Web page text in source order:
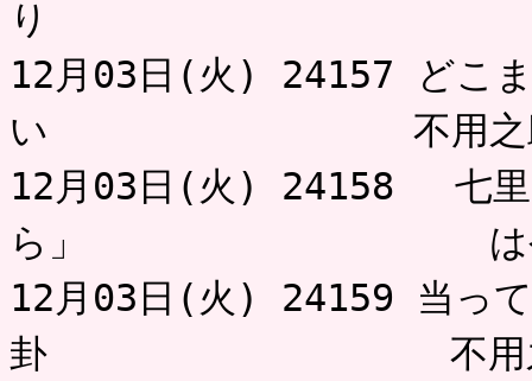
り は
12月03日(火) 24157 どこま
い 不用之
12月03日(火) 24158 七里
ら」 はや
12月03日(火) 24159 当って
卦 不用之